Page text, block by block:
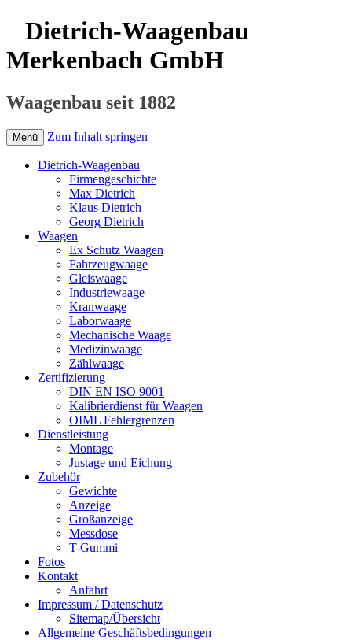
Dietrich-Waagenbau
Merkenbach GmbH
Waagenbau seit 1882
Menü Zum Inhalt springen
Dietrich-Waagenbau
Firmengeschichte
Max Dietrich
Klaus Dietrich
Georg Dietrich
Waagen
Ex Schutz Waagen
Fahrzeugwaage
Gleiswaage
Industriewaage
Kranwaage
Laborwaage
Mechanische Waage
Medizinwaage
Zählwaage
Zertifizierung
DIN EN ISO 9001
Kalibrierdienst für Waagen
OIML Fehlergrenzen
Dienstleistung
Montage
Justage und Eichung
Zubehör
Gewichte
Anzeige
Großanzeige
Messdose
T-Gummi
Fotos
Kontakt
Anfahrt
Impressum / Datenschutz
Sitemap/Übersicht
Allgemeine Geschäftsbedingungen